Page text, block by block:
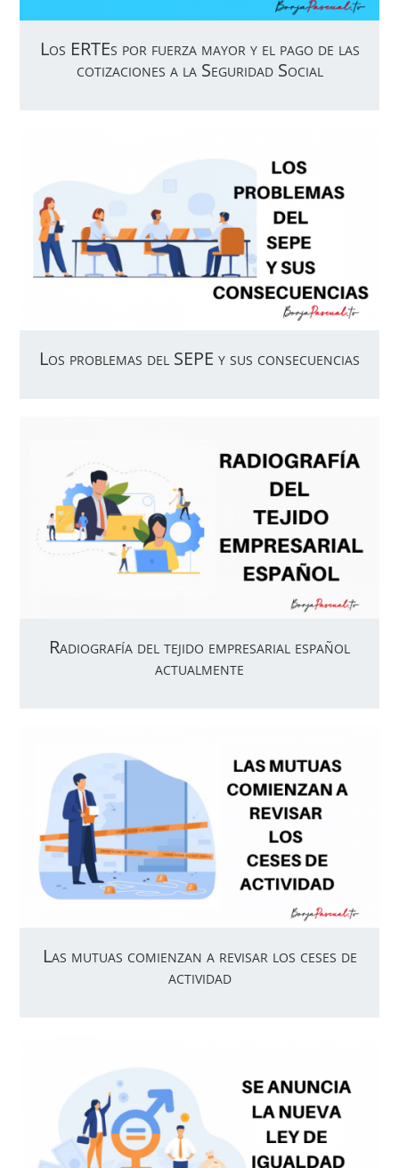
Los ERTEs por fuerza mayor y el pago de las
cotizaciones a la Seguridad Social
Los problemas del SEPE y sus consecuencias
Radiografía del tejido empresarial español
actualmente
Las mutuas comienzan a revisar los ceses de
actividad